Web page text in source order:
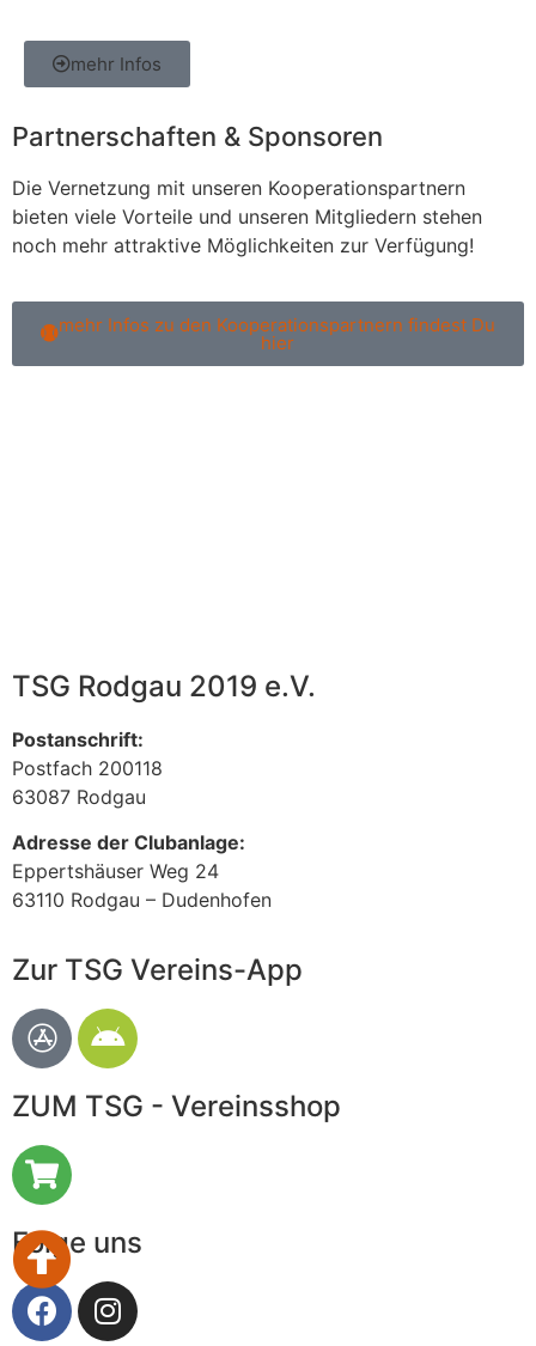
mehr Infos
Partnerschaften & Sponsoren
Die Vernetzung mit unseren Kooperationspartnern
bieten viele Vorteile und unseren Mitgliedern stehen
noch mehr attraktive Möglichkeiten zur Verfügung!
mehr Infos zu den Kooperationspartnern findest Du
hier
TSG Rodgau 2019 e.V.
Postanschrift:
Postfach 200118
63087 Rodgau
Adresse der Clubanlage:
Eppertshäuser Weg 24
63110 Rodgau – Dudenhofen
Zur TSG Vereins-App
ZUM TSG - Vereinsshop
Folge uns